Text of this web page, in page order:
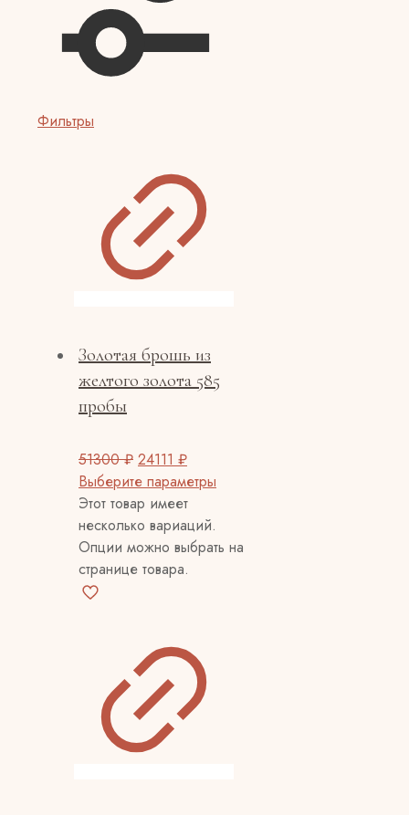
Фильтры
Золотая брошь из
желтого золота 585
пробы
51300₽ 24111 ₽
Выберите параметры
Этот товар имеет
несколько вариаций.
Опции можно выбрать на
странице товара.